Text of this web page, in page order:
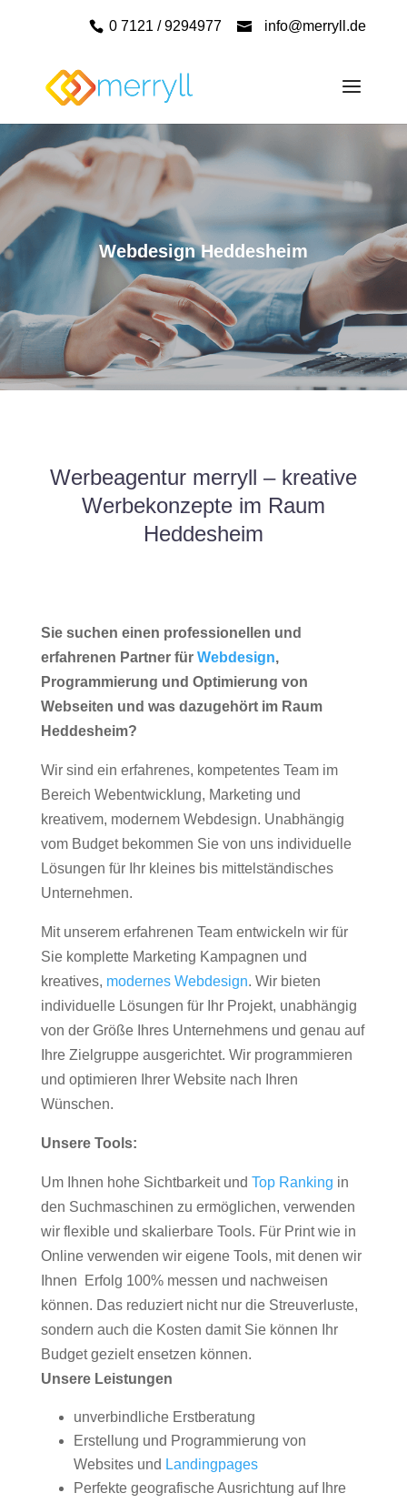
0 7121 / 9294977 info@merryll.de
Webdesign Heddesheim
Werbeagentur merryll – kreative
Werbekonzepte im Raum
Heddesheim
Sie suchen einen professionellen und
erfahrenen Partner für Webdesign,
Programmierung und Optimierung von
Webseiten und was dazugehört im Raum
Heddesheim?
Wir sind ein erfahrenes, kompetentes Team im
Bereich Webentwicklung, Marketing und
kreativem, modernem Webdesign. Unabhängig
vom Budget bekommen Sie von uns individuelle
Lösungen für Ihr kleines bis mittelständisches
Unternehmen.
Mit unserem erfahrenen Team entwickeln wir für
Sie komplette Marketing Kampagnen und
kreatives, modernes Webdesign. Wir bieten
individuelle Lösungen für Ihr Projekt, unabhängig
von der Größe Ihres Unternehmens und genau auf
Ihre Zielgruppe ausgerichtet. Wir programmieren
und optimieren Ihrer Website nach Ihren
Wünschen.
Unsere Tools:
Um Ihnen hohe Sichtbarkeit und Top Ranking in
den Suchmaschinen zu ermöglichen, verwenden
wir flexible und skalierbare Tools. Für Print wie in
Online verwenden wir eigene Tools, mit denen wir
Ihnen Erfolg 100% messen und nachweisen
können. Das reduziert nicht nur die Streuverluste,
sondern auch die Kosten damit Sie können Ihr
Budget gezielt ensetzen können.
Unsere Leistungen
unverbindliche Erstberatung
Erstellung und Programmierung von
Websites und Landingpages
Perfekte geografische Ausrichtung auf Ihre